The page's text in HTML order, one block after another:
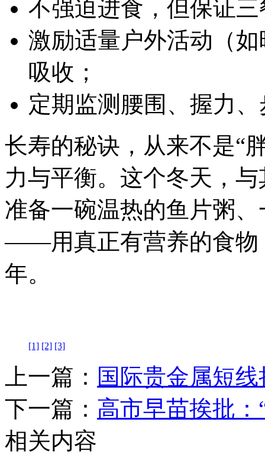
不强迫进食，但保证
激励适量户外活动（
吸收；
定期监测腰围、握力
长寿的秘诀，从来不是“
力与平衡。这个冬天，
准备一碗温热的鱼片粥
——用真正有营养的食物
年。
[1] [2] [3]
上一篇： 国际贵金属短
下一篇： 高市早苗挨批：
相关内容